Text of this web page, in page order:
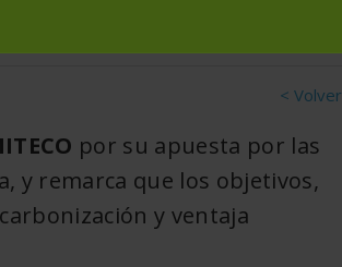
< Volver
por su apuesta por las
y remarca que los objetivos,
y ventaja